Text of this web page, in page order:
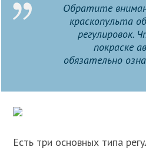
Обратите
краскопульта
регулировок.
покраске
обязательно
Есть три основных типа